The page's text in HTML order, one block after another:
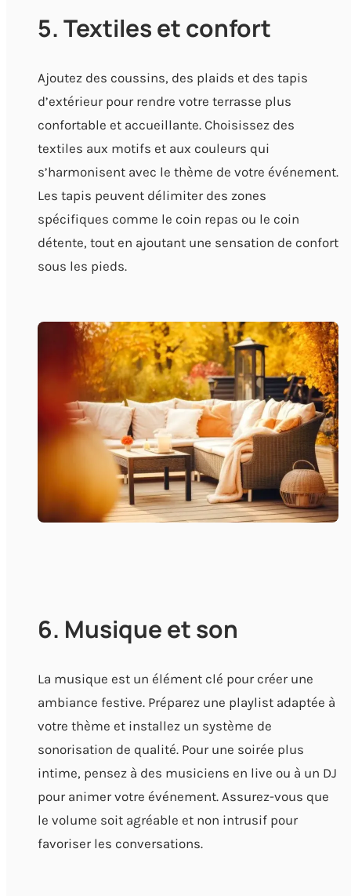
5. Textiles et confort
Ajoutez des coussins, des plaids et des tapis
d’extérieur pour rendre votre terrasse plus
confortable et accueillante. Choisissez des
textiles aux motifs et aux couleurs qui
s’harmonisent avec le thème de votre événement.
Les tapis peuvent délimiter des zones
spécifiques comme le coin repas ou le coin
détente, tout en ajoutant une sensation de confort
sous les pieds.
6. Musique et son
La musique est un élément clé pour créer une
ambiance festive. Préparez une playlist adaptée à
votre thème et installez un système de
sonorisation de qualité. Pour une soirée plus
intime, pensez à des musiciens en live ou à un DJ
pour animer votre événement. Assurez-vous que
le volume soit agréable et non intrusif pour
favoriser les conversations.